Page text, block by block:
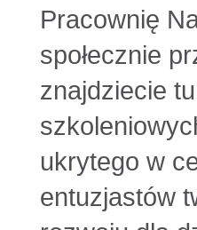
Pracownię
społecznie
znajdziecie
ukrytego w
entuzjastów